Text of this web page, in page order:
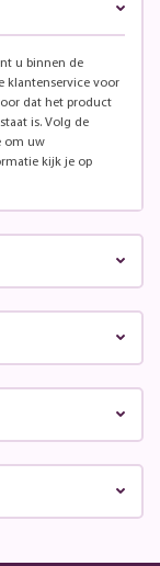
u binnen de
klantenservice voor
dat het product
is. Volg de
om uw
kijk je op